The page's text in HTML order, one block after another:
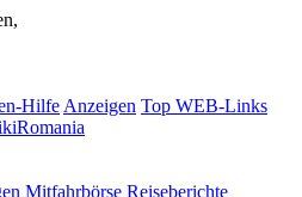
Hilfe Anzeigen Top WEB-Links
Mitfahrbörse Reiseberichte